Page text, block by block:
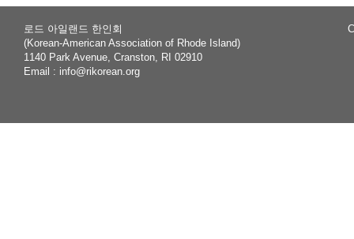
로드 아일랜드 한인회
(Korean-American Association of Rhode Island)
1140 Park Avenue, Cranston, RI 02910
Email : info@rikorean.org